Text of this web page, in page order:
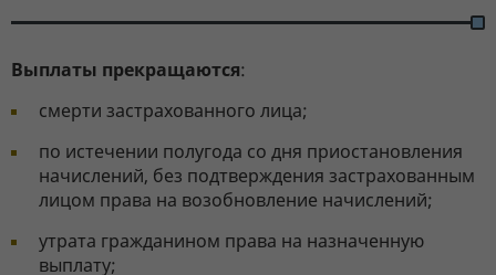
Выплаты прекращаются:
смерти застрахованного лица;
по истечении полугода со дня приостановления
начислений, без подтверждения застрахованным
лицом права на возобновление начислений;
утрата гражданином права на назначенную
выплату;